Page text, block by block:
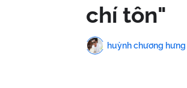
chí tôn"
huỳnh chương hưng